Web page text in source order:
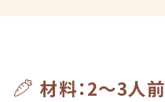
材料：2～3人前